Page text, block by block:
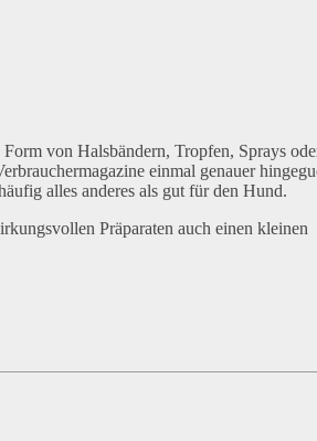
von Halsbändern, Tropfen, Sprays
einmal genauer
alles anderes als gut für den Hund.
Präparaten auch einen kleinen